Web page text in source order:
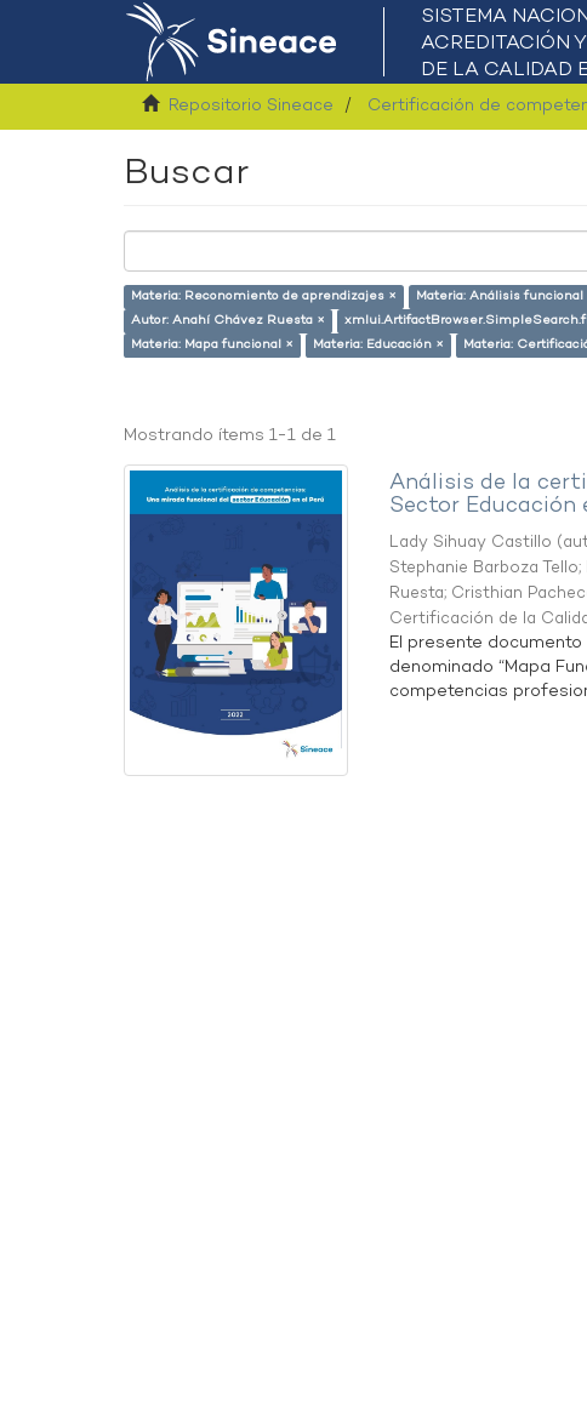
Repositorio Sineace Certificación de
Buscar
Materia: Reconomiento de aprendizajes × Materia: Análisis funcional
Autor: Anahí Chávez Ruesta ×
Materia: Mapa funcional ×
Materia: Educación × Materia:
Mostrando ítems 1-1 de 1
Análisis de la
Sector Educación
Lady Sihuay Castillo
Stephanie Barboza Tello;
Ruesta; Cristhian
Certificación de la
El presente
denominado “Mapa
competencias